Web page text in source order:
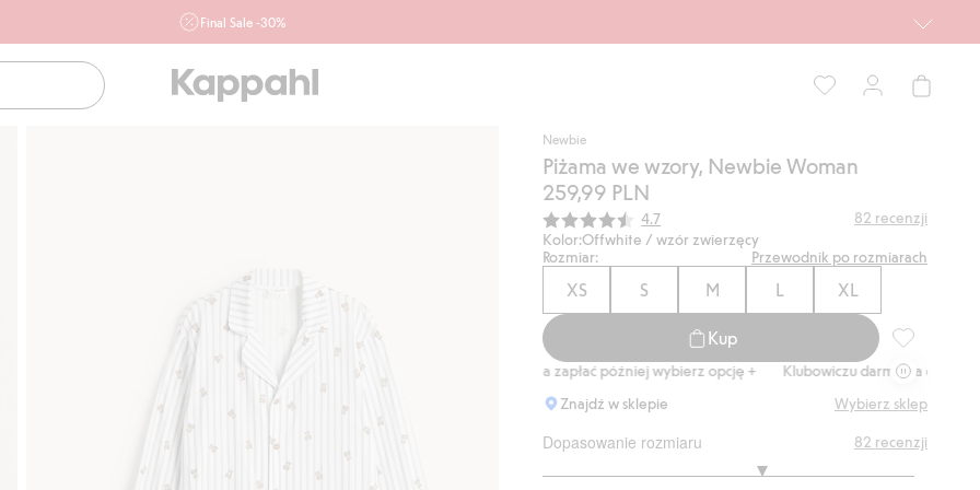
Final Sale -30%
ofertę, również z działu outlet do 10.8 w sklepach Kappahl i
Newbie oraz na kappahl.com. Ofert nie łączymy
Newbie
Piżama we wzory, Newbie Woman
259,99 PLN
Średnia ocena:
4.7 82 recenzji
Kolor:Offwhite / wzór zwierzęcy
Rozmiar:
Przewodnik po rozmiarach
XS S M L XL
Kup
Piżama
Klubowiczu darmowa dostawa od 150 zł Kup teraz, a zapłać później wybierz opcję +
Klubowiczu darmowa dostawa od 150 zł
Znajdź w sklepie
Wybierz sklep
Dopasowanie rozmiaru 82 recenzji